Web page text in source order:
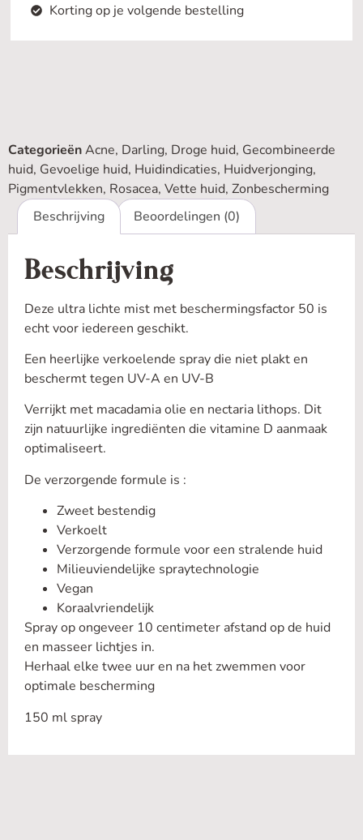
Korting op je volgende bestelling
CategorieënAcne, Darling, Droge huid, Gecombineerde
huid, Gevoelige huid, Huidindicaties, Huidverjonging,
Pigmentvlekken, Rosacea, Vette huid, Zonbescherming
Beschrijving
Beoordelingen (0)
Beschrijving
Deze ultra lichte mist met beschermingsfactor 50 is
echt voor iedereen geschikt.
Een heerlijke verkoelende spray die niet plakt en
beschermt tegen UV-A en UV-B
Verrijkt met macadamia olie en nectaria lithops. Dit
zijn natuurlijke ingrediënten die vitamine D aanmaak
optimaliseert.
De verzorgende formule is :
Zweet bestendig
Verkoelt
Verzorgende formule voor een stralende huid
Milieuviendelijke spraytechnologie
Vegan
Koraalvriendelijk
Spray op ongeveer 10 centimeter afstand op de huid
en masseer lichtjes in.
Herhaal elke twee uur en na het zwemmen voor
optimale bescherming
150 ml spray